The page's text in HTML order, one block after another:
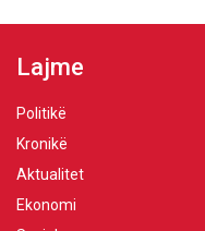
Lajme
Politikë
Kronikë
Aktualitet
Ekonomi